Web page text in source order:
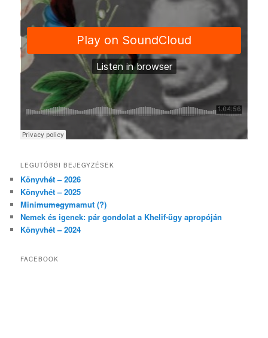
LEGUTÓBBI BEJEGYZÉSEK
Könyvhét – 2026
Könyvhét – 2025
Minimumegymamut (?)
Nemek és igenek: pár gondolat a Khelif-ügy apropóján
Könyvhét – 2024
FACEBOOK